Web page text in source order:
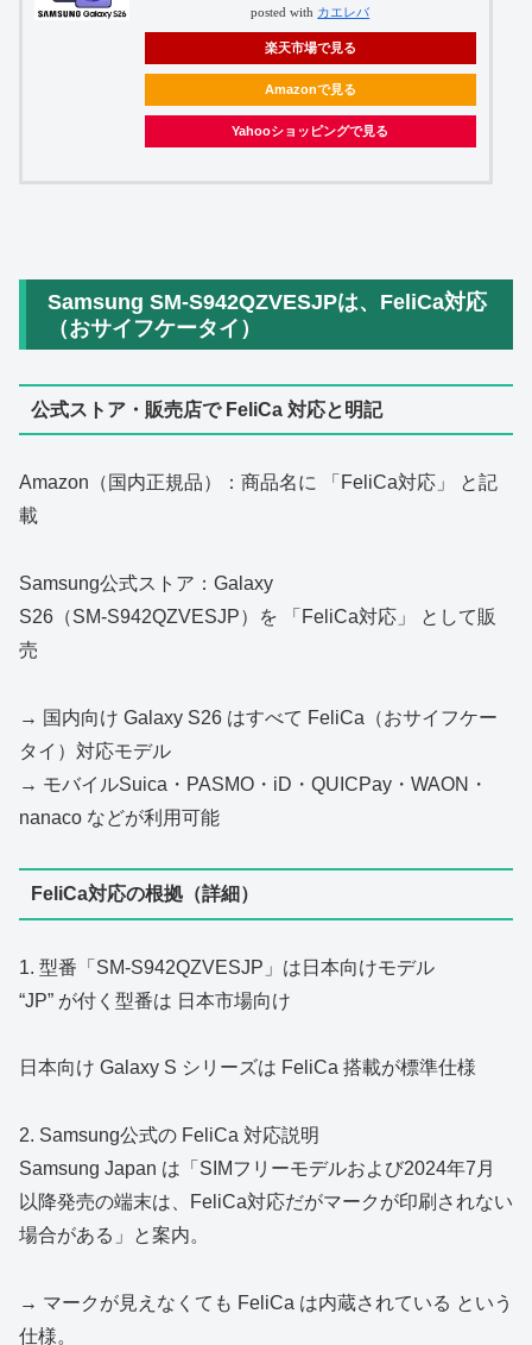
posted with カエレバ
楽天市場で見る
Amazonで見る
Yahooショッピングで見る
Samsung SM-S942QZVESJPは、FeliCa対応
（おサイフケータイ）
公式ストア・販売店で FeliCa 対応と明記
Amazon（国内正規品）：商品名に 「FeliCa対応」 と記
載
Samsung公式ストア：Galaxy
S26（SM‑S942QZVESJP）を 「FeliCa対応」 として販
売
→ 国内向け Galaxy S26 はすべて FeliCa（おサイフケー
タイ）対応モデル
→ モバイルSuica・PASMO・iD・QUICPay・WAON・
nanaco などが利用可能
FeliCa対応の根拠（詳細）
1. 型番「SM‑S942QZVESJP」は日本向けモデル
“JP” が付く型番は 日本市場向け
日本向け Galaxy S シリーズは FeliCa 搭載が標準仕様
2. Samsung公式の FeliCa 対応説明
Samsung Japan は「SIMフリーモデルおよび2024年7月
以降発売の端末は、FeliCa対応だがマークが印刷されない
場合がある」と案内。
→ マークが見えなくても FeliCa は内蔵されている という
仕様。